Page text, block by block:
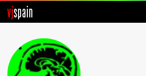
vjspain
Foros